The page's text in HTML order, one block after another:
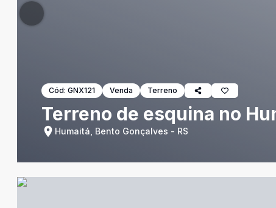
Cód: GNX121 Venda Terreno
Terreno de esquina no
Humaitá, Bento Gonçalves - RS